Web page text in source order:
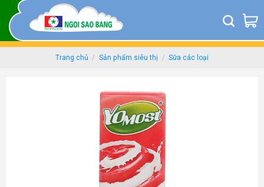
content
Trang chủ / Sản phẩm siêu thị / Sữa các loại